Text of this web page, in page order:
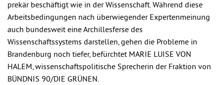
prekär beschäftigt wie in der Wissenschaft. Während diese
Arbeitsbedingungen nach überwiegender Expertenmeinung
auch bundesweit eine Archillesferse des
Wissenschaftssystems darstellen, gehen die Probleme in
Brandenburg noch tiefer, befürchtet MARIE LUISE VON
HALEM, wissenschaftspolitische Sprecherin der Fraktion von
BÜNDNIS 90/DIE GRÜNEN.